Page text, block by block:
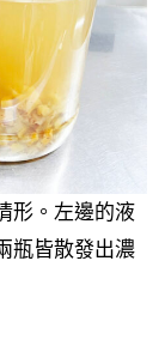
形。左邊的液
瓶皆散發出濃